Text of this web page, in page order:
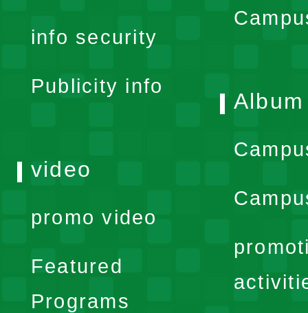
expand
info security
Publicity info
Album
video
promo video
Featured
Programs